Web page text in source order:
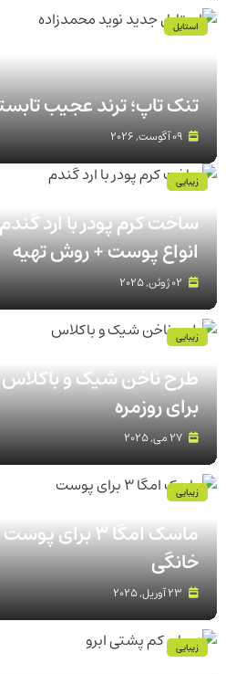
تنک‌ تاپ؛ ترند عجیب تابستان
09 آگوست, 2026
استایل
انواع پوست‌ + روش تهیه
02 ژوئن, 2025
زیبایی
طرح ناخن شیک و باکلاس
برای روزمره
27 می, 2025
زیبایی
ماسک امگا 3
خانگی
23 آوریل, 2025
زیبایی
زیبایی